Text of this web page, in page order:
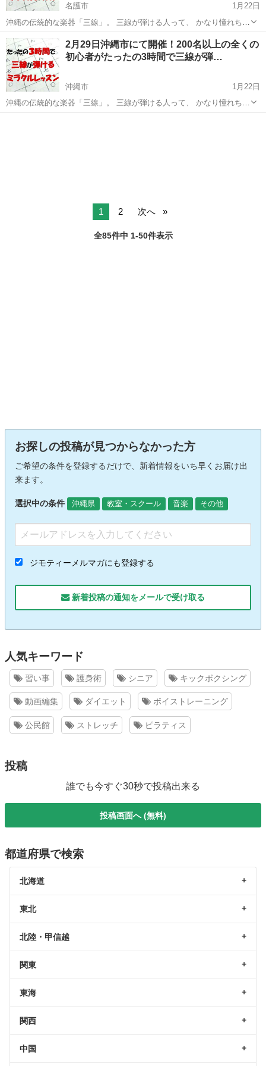
名護市
1月22日
沖縄の伝統的な楽器「三線」。 三線が弾ける人って、 かなり憧れちゃ
いますよね(*´艸`)❤ あの漢字の羅列にしか見えない 三線の楽譜「工工
四（くんくんしー）」が、 ちゃんと楽譜として読めるようになったら
いか...
沖縄 名護市 その他
2月29日沖縄市にて開催！200名以上の全くの
初心者がたったの3時間で三線が弾…
沖縄市
1月22日
沖縄の伝統的な楽器「三線」。 三線が弾ける人って、 かなり憧れちゃ
いますよね(*´艸`)❤ あの漢字の羅列にしか見えない 三線の楽譜「工工
1 2 次へ
全85件中 1-50件表示
お探しの投稿が見つからなかった方
ご希望の条件を登録するだけで、新着情報をいち早くお届け出
来ます。
選択中の条件 沖縄県 教室・スクール 音楽 その他
ジモティーメルマガにも登録する
新着投稿の通知をメールで受け取る
人気キーワード
習い事 護身術 シニア キックボクシング
動画編集 ダイエット ボイストレーニング
公民館 ストレッチ ピラティス
投稿
誰でも今すぐ30秒で投稿出来る
投稿画面へ (無料)
都道府県で検索
北海道
東北
北陸・甲信越
関東
東海
関西
中国